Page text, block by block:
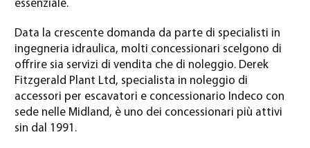
essenziale.
Data la crescente domanda da parte di specialisti in
ingegneria idraulica, molti concessionari scelgono di
offrire sia servizi di vendita che di noleggio. Derek
Fitzgerald Plant Ltd, specialista in noleggio di
accessori per escavatori e concessionario Indeco con
sede nelle Midland, è uno dei concessionari più attivi
sin dal 1991.